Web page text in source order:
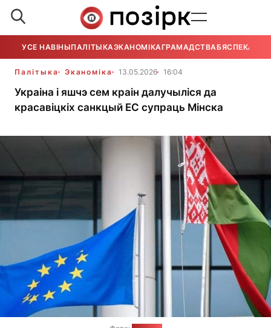
УСЕ НАВІНЫПАЛІТЫКАЭКАНОМІКАГРАМАДСТВАБЯСПЕКА
Палітыка Эканоміка 13.05.2026 16:04
Украіна і яшчэ сем краін далучыліся да
красавіцкіх санкцый ЕС супраць Мінска